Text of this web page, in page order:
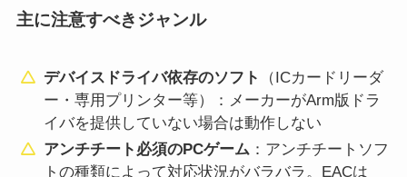
主に注意すべきジャンル
デバイスドライバ依存のソフト
（ICカードリーダ
ー・専用プリンター等）：メーカーがArm版ドラ
イバを提供していない場合は動作しない
アンチチート必須のPCゲーム：アンチチートソフ
トの種類によって対応状況がバラバラ。EACは